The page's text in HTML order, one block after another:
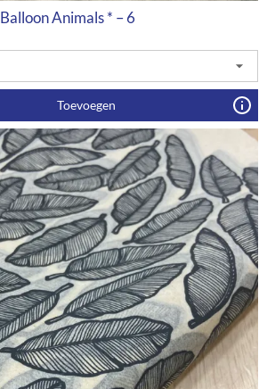
Balloon Animals * – 6
Toevoegen